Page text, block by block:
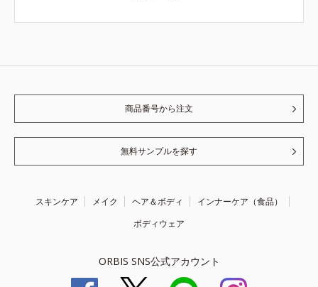
商品番号から注文
無料サンプルを探す
スキンケア メイク ヘア＆ボディ
インナーケア（食品）
ボディウェア
ORBIS SNS公式アカウント